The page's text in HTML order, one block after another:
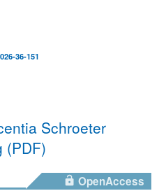
36-151
Schroeter
(PDF)
OpenAccess